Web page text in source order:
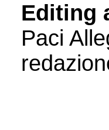
Editing
Paci